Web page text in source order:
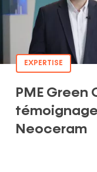
EXPERTISE
PME Green
Neoceram